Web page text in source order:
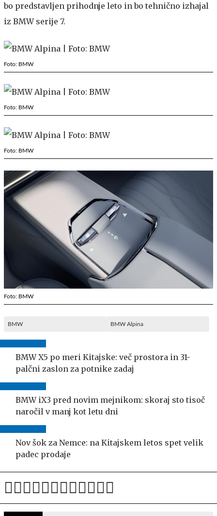
bo predstavljen prihodnje leto in bo tehnično izhajal
iz BMW serije 7.
Foto: BMW
Foto: BMW
Foto: BMW
Foto: BMW
BMW BMW Alpina
BMW X5 po meri Kitajske: več prostora in 31-
palčni zaslon za potnike zadaj
BMW iX3 pred novim mejnikom: skoraj sto tisoč
naročil v manj kot letu dni
Nov šok za Nemce: na Kitajskem letos spet velik
padec prodaje